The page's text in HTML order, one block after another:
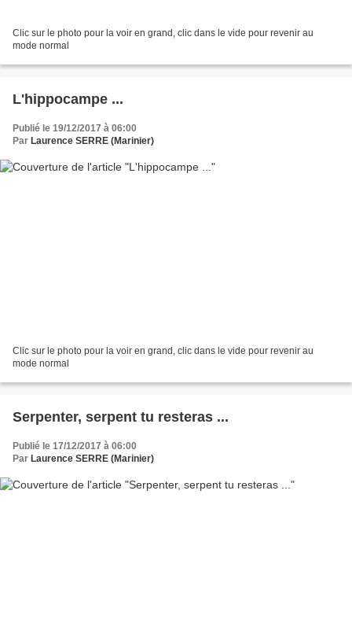
Clic sur le photo pour la voir en grand, clic dans le vide pour revenir au
mode normal
L'hippocampe ...
Publié le 19/12/2017 à 06:00
Par Laurence SERRE (Marinier)
Clic sur le photo pour la voir en grand, clic dans le vide pour revenir au
mode normal
Serpenter, serpent tu resteras ...
Publié le 17/12/2017 à 06:00
Par Laurence SERRE (Marinier)